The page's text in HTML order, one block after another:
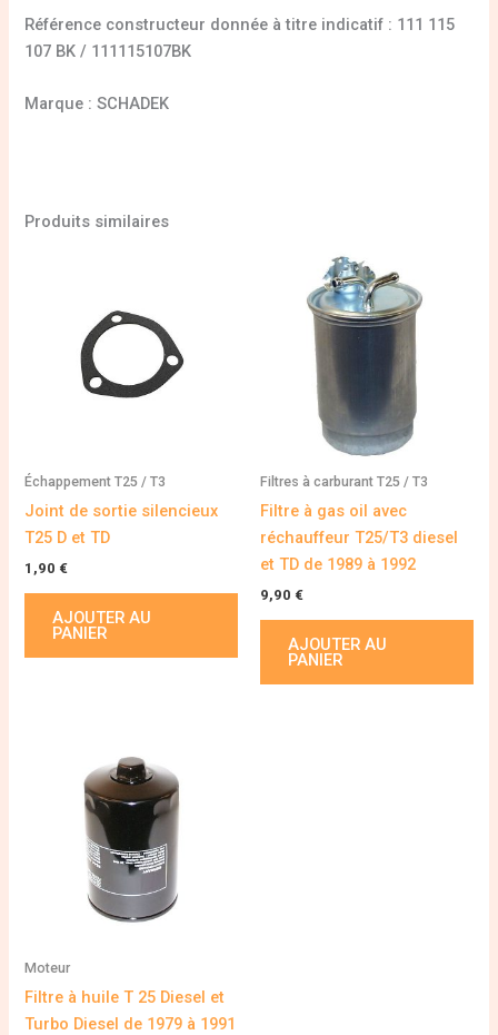
Référence constructeur donnée à titre indicatif : 111 115
107 BK / 111115107BK
Marque : SCHADEK
Produits similaires
Échappement T25 / T3
Joint de sortie silencieux
T25 D et TD
1,90 €
AJOUTER AU
PANIER
Filtres à carburant T25 / T3
Filtre à gas oil avec
réchauffeur T25/T3 diesel
et TD de 1989 à 1992
9,90 €
AJOUTER AU
PANIER
Moteur
Filtre à huile T 25 Diesel et
Turbo Diesel de 1979 à 1991